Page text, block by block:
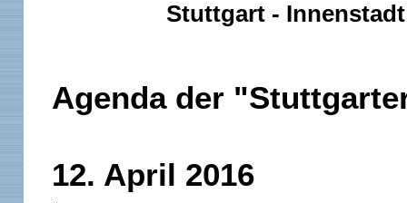
Stuttgart - Innenstadt
Agenda der
12. April 2016